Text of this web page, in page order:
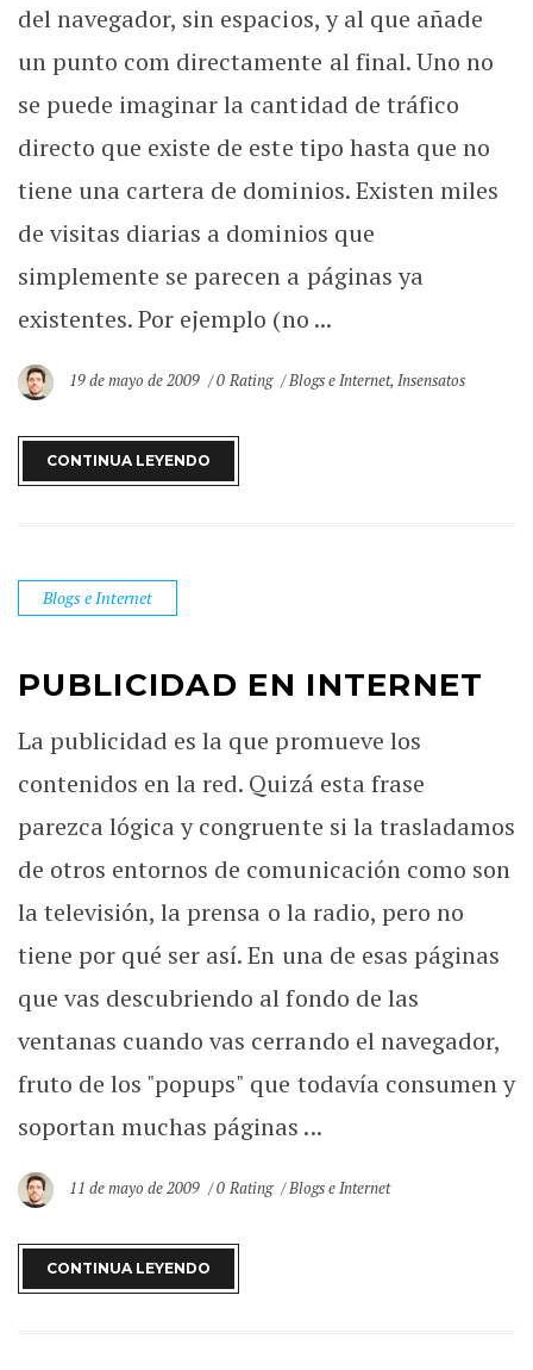
del navegador, sin espacios, y al que añade
un punto com directamente al final. Uno no
se puede imaginar la cantidad de tráfico
directo que existe de este tipo hasta que no
tiene una cartera de dominios. Existen miles
de visitas diarias a dominios que
simplemente se parecen a páginas ya
existentes. Por ejemplo (no ...
19 de mayo de 2009 0 Rating Blogs e Internet,Insensatos
CONTINUA LEYENDO
Blogs e Internet
PUBLICIDAD EN INTERNET
La publicidad es la que promueve los
contenidos en la red. Quizá esta frase
parezca lógica y congruente si la trasladamos
de otros entornos de comunicación como son
la televisión, la prensa o la radio, pero no
tiene por qué ser así. En una de esas páginas
que vas descubriendo al fondo de las
ventanas cuando vas cerrando el navegador,
fruto de los "popups" que todavía consumen y
soportan muchas páginas ...
11 de mayo de 2009 0 Rating Blogs e Internet
CONTINUA LEYENDO